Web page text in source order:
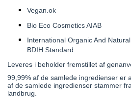
Vegan.ok
Bio Eco Cosmetics AIAB
International Organic And
BDIH Standard
Leveres i beholder fremstillet af
99,99% af de samlede ingredienser er
af de samlede ingredienser stammer
landbrug.